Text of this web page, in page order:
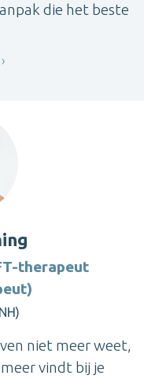
die het beste
therapeut
niet meer weet,
vindt bij je